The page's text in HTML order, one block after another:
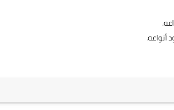
أنواعه.